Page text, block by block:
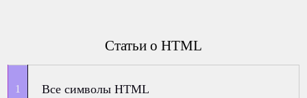
Статьи о HTML
Все символы HTML